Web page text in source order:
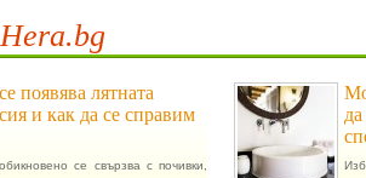
появява лятната
и как да се справим
се свързва с почивки,